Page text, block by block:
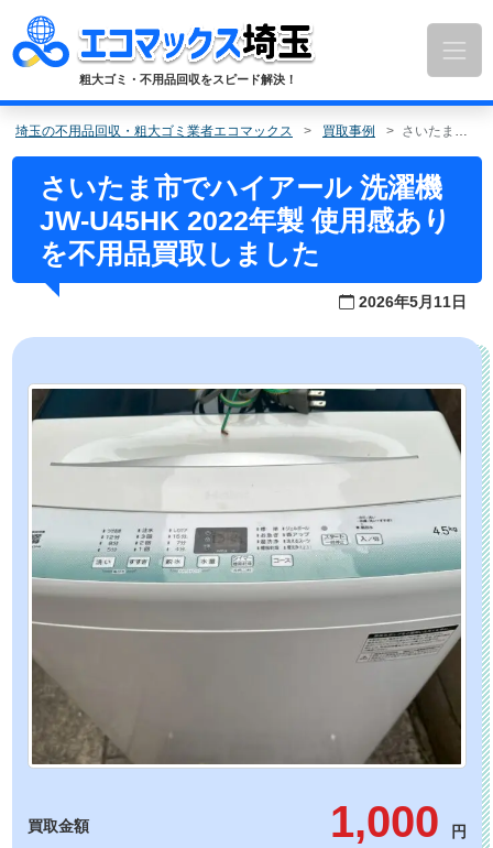
テ
ツ
粗大ゴミ・不用品回収をスピード解決！
埼玉の不用品回収・粗大ゴミ業者エコマックス 買取事例 さいたま市でハイアール 洗濯機 JW-U45HK 2022年製 使用感ありを不用品買取しました
さいたま市でハイアール 洗濯機
JW-U45HK 2022年製 使用感あり
を不用品買取しました
2026年5月11日
買取金額 1,000 円